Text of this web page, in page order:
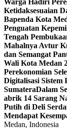
Warga Hadiri
Ketidaksesuaian
Bapenda Kota
Penguatan
Tengah
Mahalnya Avtur
dan Semangat
Wali Kota Medan
Perekonomian
Digitalisasi
SumateraDalam
abrik 14 Sarang
Putih di Deli
Mendapat
Medan, Indonesia